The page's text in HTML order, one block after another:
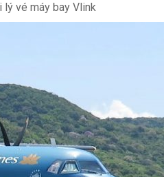
lý vé máy bay Vlink